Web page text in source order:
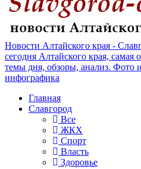
Новости Алтайского края -
сегодня Алтайского края, самая
темы дня, обзоры, анализ. Фото
инфографика
Главная
Славгород
Все
ЖКХ
Спорт
Власть
Здоровье